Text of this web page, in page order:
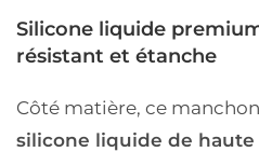
Silicone liquide
résistant et étanche
Côté matière, ce
silicone liquide de